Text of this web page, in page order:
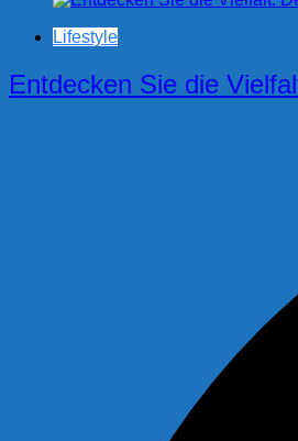
Lifestyle
Entdecken Sie die